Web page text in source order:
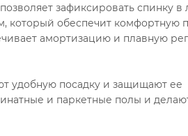
зафиксировать спинку
обеспечит комфортную
амортизацию и плавную
удобную посадку и защищают ее
и паркетные полы и